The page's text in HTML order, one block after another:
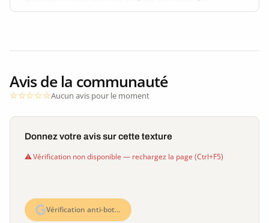
Avis de la communauté
Aucun avis pour le moment
Donnez votre avis sur cette texture
Vérification non disponible — rechargez la page (Ctrl+F5)
Vérification anti-bot…